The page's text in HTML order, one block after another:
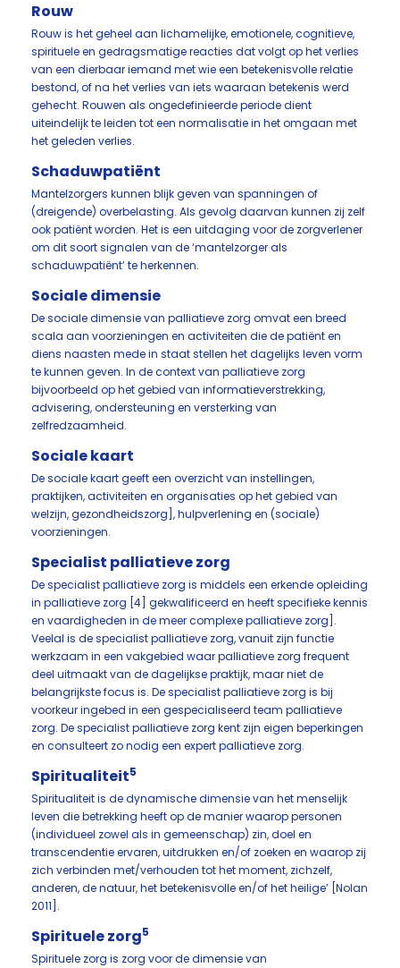
Rouw
Rouw is het geheel aan lichamelijke, emotionele, cognitieve,
spirituele en gedragsmatige reacties dat volgt op het verlies
van een dierbaar iemand met wie een betekenisvolle relatie
bestond, of na het verlies van iets waaraan betekenis werd
gehecht. Rouwen als ongedefinieerde periode dient
uiteindelijk te leiden tot een normalisatie in het omgaan met
het geleden verlies.
Schaduwpatiënt
Mantelzorgers kunnen blijk geven van spanningen of
(dreigende) overbelasting. Als gevolg daarvan kunnen zij zelf
ook patiënt worden. Het is een uitdaging voor de zorgverlener
om dit soort signalen van de ‘mantelzorger als
schaduwpatiënt’ te herkennen.
Sociale dimensie
De sociale dimensie van palliatieve zorg omvat een breed
scala aan voorzieningen en activiteiten die de patiënt en
diens naasten mede in staat stellen het dagelijks leven vorm
te kunnen geven. In de context van palliatieve zorg
bijvoorbeeld op het gebied van informatieverstrekking,
advisering, ondersteuning en versterking van
zelfredzaamheid.
Sociale kaart
De sociale kaart geeft een overzicht van instellingen,
praktijken, activiteiten en organisaties op het gebied van
welzijn, gezondheidszorg], hulpverlening en (sociale)
voorzieningen.
Specialist palliatieve zorg
De specialist palliatieve zorg is middels een erkende opleiding
in palliatieve zorg [4] gekwalificeerd en heeft specifieke kennis
en vaardigheden in de meer complexe palliatieve zorg].
Veelal is de specialist palliatieve zorg, vanuit zijn functie
werkzaam in een vakgebied waar palliatieve zorg frequent
deel uitmaakt van de dagelijkse praktijk, maar niet de
belangrijkste focus is. De specialist palliatieve zorg is bij
voorkeur ingebed in een gespecialiseerd team palliatieve
zorg. De specialist palliatieve zorg kent zijn eigen beperkingen
en consulteert zo nodig een expert palliatieve zorg.
Spiritualiteit5
Spiritualiteit is de dynamische dimensie van het menselijk
leven die betrekking heeft op de manier waarop personen
(individueel zowel als in gemeenschap) zin, doel en
transcendentie ervaren, uitdrukken en/of zoeken en waarop zij
zich verbinden met/verhouden tot het moment, zichzelf,
anderen, de natuur, het betekenisvolle en/of het heilige’ [Nolan
2011].
Spirituele zorg5
Spirituele zorg is zorg voor de dimensie van